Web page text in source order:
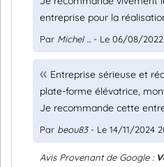
entreprise pour la
Par Michel ... - Le 06/08/2022
Entreprise sérieuse et
plate-forme élévatrice,
Je recommande cette
Par beou83- Le 14/11/2024
Avis Provenant de Google :